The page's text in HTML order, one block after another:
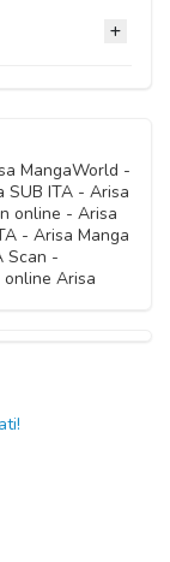
14 Ottobre 2020
14 Ottobre 2020
Ottobre 2020
Ottobre 2020
Ottobre 2020
14 Ottobre 2020
Ottobre 2020
Ottobre 2020
MangaWorld -
SUB ITA - Arisa
online - Arisa
- Arisa Manga
Scan -
Arisa